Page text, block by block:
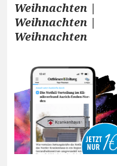
Weihnachten |
Weihnachten |
Weihnachten